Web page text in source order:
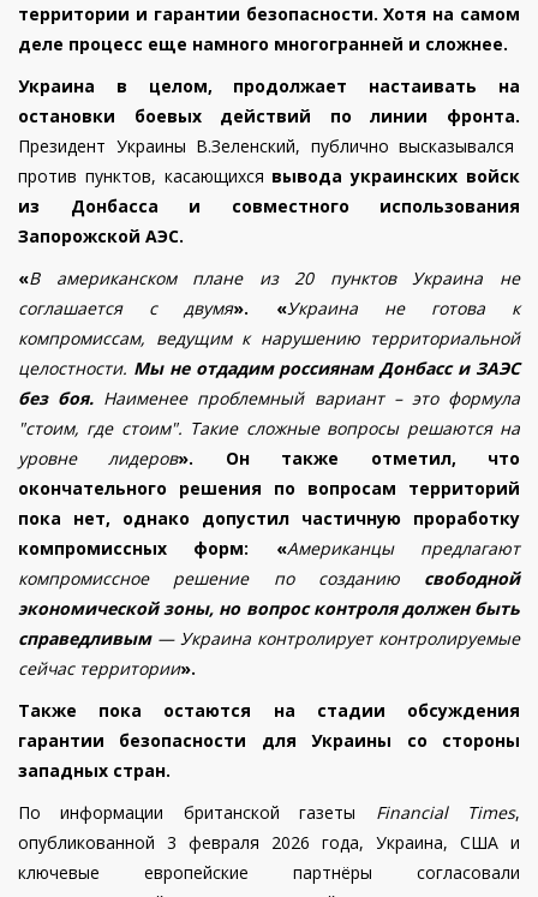
территории и гарантии безопасности. Хотя на самом
деле процесс еще намного многогранней и сложнее.
Украина в целом, продолжает настаивать на
остановки боевых действий по линии фронта.
Президент Украины В.Зеленский, публично высказывался
против пунктов, касающихся вывода украинских войск
из Донбасса и совместного использования
Запорожской АЭС.
«В американском плане из 20 пунктов Украина не
соглашается с двумя». «Украина не готова к
компромиссам, ведущим к нарушению территориальной
целостности. Мы не отдадим россиянам Донбасс и ЗАЭС
без боя. Наименее проблемный вариант – это формула
"стоим, где стоим". Такие сложные вопросы решаются на
уровне лидеров». Он также отметил, что
окончательного решения по вопросам территорий
пока нет, однако допустил частичную проработку
компромиссных форм: «Американцы предлагают
компромиссное решение по созданию свободной
экономической зоны, но вопрос контроля должен быть
справедливым — Украина контролирует контролируемые
сейчас территории».
Также пока остаются на стадии обсуждения
гарантии безопасности для Украины со стороны
западных стран.
По информации британской газеты Financial Times,
опубликованной 3 февраля 2026 года, Украина, США и
ключевые европейские партнёры согласовали